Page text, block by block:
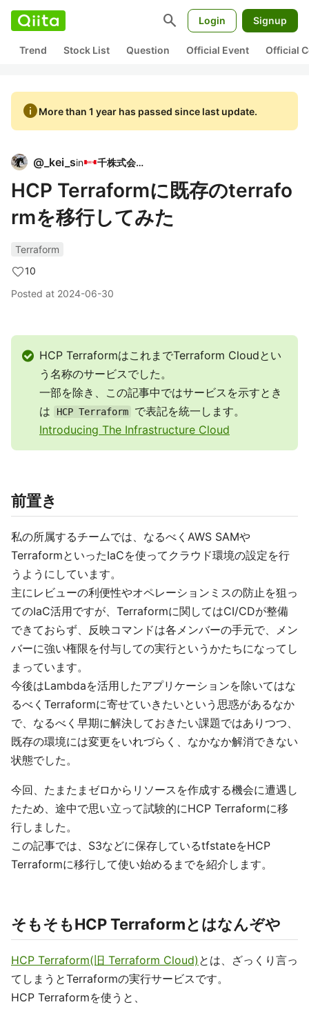
search Login Signup
Trend Stock List Question Official Event Official
infoMore than 1 year has passed since last update.
@ _kei_sin 千株式会社
HCP Terraformに既存のterrafo
rmを移行してみた
Terraform
10
Posted at 2024-06-30
HCP TerraformはこれまでTerraform Cloudとい
う名称のサービスでした。
一部を除き、この記事中ではサービスを示すとき
は
HCP Terraform
で表記を統一します。
Introducing The Infrastructure Cloud
前置き
私の所属するチームでは、なるべくAWS SAMや
TerraformといったIaCを使ってクラウド環境の設定を行
うようにしています。
主にレビューの利便性やオペレーションミスの防止を狙っ
てのIaC活用ですが、Terraformに関してはCI/CDが整備
できておらず、反映コマンドは各メンバーの手元で、メン
バーに強い権限を付与しての実行というかたちになってし
まっています。
今後はLambdaを活用したアプリケーションを除いてはな
るべくTerraformに寄せていきたいという思惑があるなか
で、なるべく早期に解決しておきたい課題ではありつつ、
既存の環境には変更をいれづらく、なかなか解消できない
状態でした。
今回、たまたまゼロからリソースを作成する機会に遭遇し
たため、途中で思い立って試験的にHCP Terraformに移
行しました。
この記事では、S3などに保存しているtfstateをHCP
Terraformに移行して使い始めるまでを紹介します。
そもそもHCP Terraformとはなんぞや
HCP Terraform(旧 Terraform Cloud) とは、ざっくり言っ
てしまうとTerraformの実行サービスです。
HCP Terraformを使うと、